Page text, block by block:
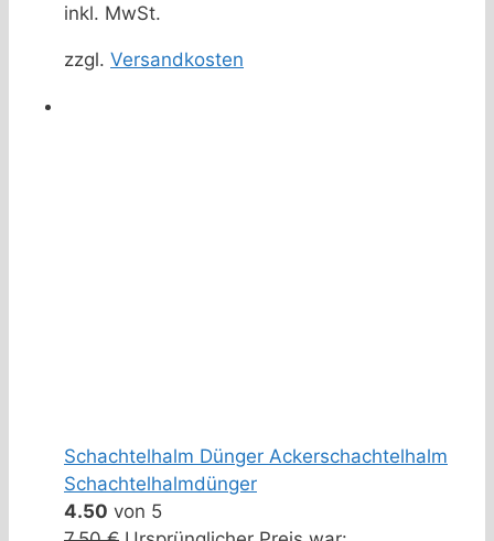
inkl. MwSt.
zzgl. Versandkosten
Schachtelhalm Dünger Ackerschachtelhalm
Schachtelhalmdünger
4.50 von 5